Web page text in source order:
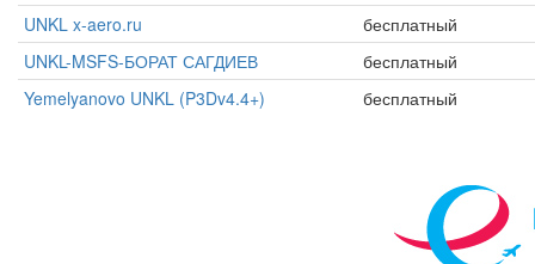
UNKL x-aero.ru
бесплатный
UNKL-MSFS-БОРАТ САГДИЕВ
бесплатный
Yemelyanovo UNKL (P3Dv4.4+)
бесплатный